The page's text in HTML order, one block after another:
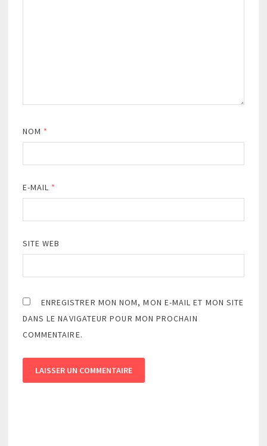
NOM *
E-MAIL *
SITE WEB
ENREGISTRER MON NOM, MON E-MAIL ET MON SITE
DANS LE NAVIGATEUR POUR MON PROCHAIN
COMMENTAIRE.